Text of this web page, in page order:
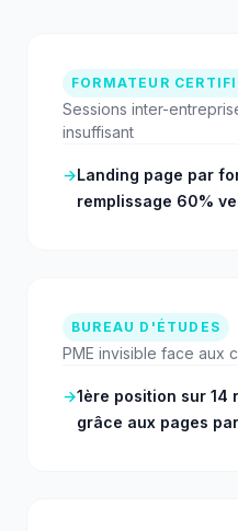
FORMATEUR
Sessions inter-
insuffisant
→Landing page par
remplissage 60%
BUREAU D'ÉTUDES
PME invisible face aux
→1ère position sur 14
grâce aux pages